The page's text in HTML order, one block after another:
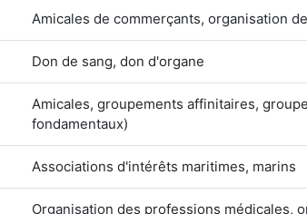
Amicales de commerçants, organisation
Don de sang, don d'organe
Amicales, groupements affinitaires,
fondamentaux)
Associations d'intérêts maritimes, marins
Organisation des professions médicales,